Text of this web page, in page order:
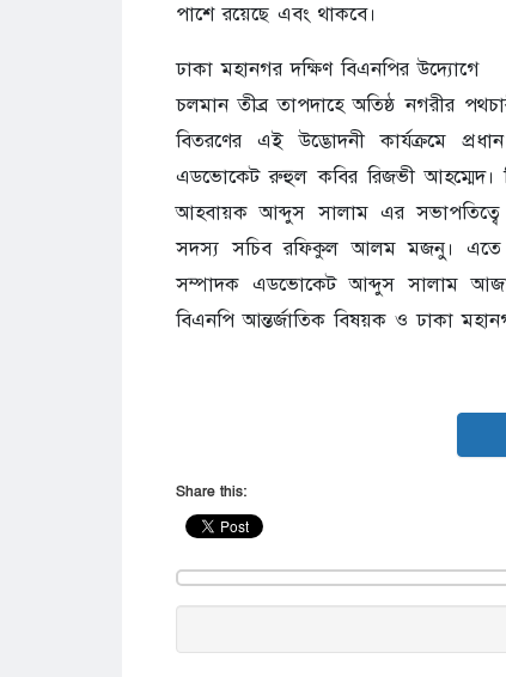
পাশে রয়েছে এবং থাকবে।
ঢাকা মহানগর দক্ষিণ বিএনপির উদ্যোগে
চলমান তীব্র তাপদাহে অতিষ্ঠ নগরীর
বিতরণের এই উদ্ভোদনী কার্যক্রমে
এডভোকেট রুহুল কবির রিজভী আহম্মেদ।
আহবায়ক আব্দুস সালাম এর সভাপতিত্বে
সদস্য সচিব রফিকুল আলম মজনু। এতে
সম্পাদক এডভোকেট আব্দুস সালাম
বিএনপি আন্তর্জাতিক বিষয়ক ও ঢাকা
Share this: